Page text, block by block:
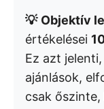
💡 Objektív
értékelései
Ez azt
ajánlások,
csak